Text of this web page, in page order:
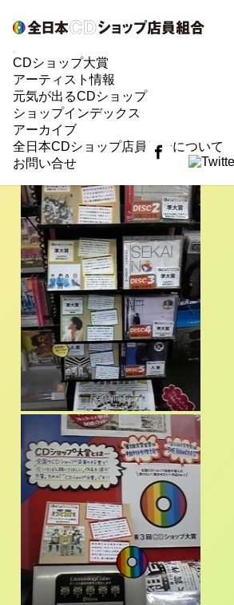
CDショップ大賞
アーティスト情報
元気が出るCDショップ
ショップインデックス
アーカイブ
全日本CDショップ店員組合について
お問い合せ
POP大賞2011、続いては沖縄県の
エントリー☆
お客様にはまだまだ『ＣＤショップ
いないようなので、目に留めてもら
とＣＤ売場の中間にコーナーをつく